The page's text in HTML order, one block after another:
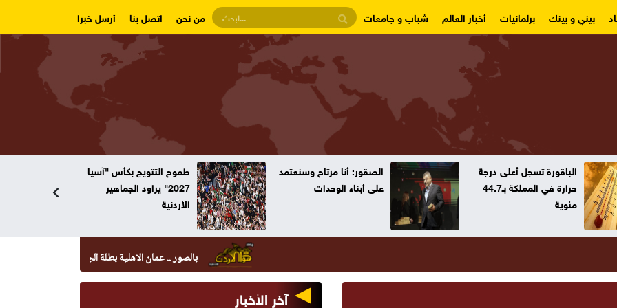
بيني و بينك برلمانيات أخبار العالم شباب و جامعات من نحن اتصل بنا أرسل خبرا
الباقورة تسجل أعلى درجة
حرارة في المملكة بـ44.7
مئوية
الصقور: أنا مرتاح وسنعتمد
على أبناء الوحدات
طموح التتويج بكأس "آسيا
2027" يراود الجماهير
الأردنية
بالصور .. عمان الاهلية بطلة الجامعات الأردنية في الكراتيه
آخر الأخبار